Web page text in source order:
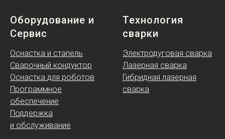
Оборудование и
Сервис
Оснастка и стапель
Сварочный кондуктор
Оснастка для роботов
Программное
обеспечение
Поддержка
и обслуживание
Технология
свар ки
Электродуговая сварка
Лазерная сварка
Гибридная лазерная
сварка